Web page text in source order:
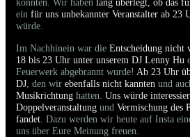
konnten. Wir haben lang überlegt, ob das
ein für uns unbekannter Veranstalter ab 23
würde.
Im Nachhinein war die Entscheidung nicht
18 bis 23 Uhr unter unserem DJ Lenny Hu
Feuerwerk abgebrannt wurde! Ab 23 Uhr
DJ , den wir ebenfalls nicht kannten und
Musikrichtung hatten. Uns würde
Doppelveranstaltung und Vermischung des
fandet . Dazu werden wir heute auf Insta
uns über Eure Meinung freuen.